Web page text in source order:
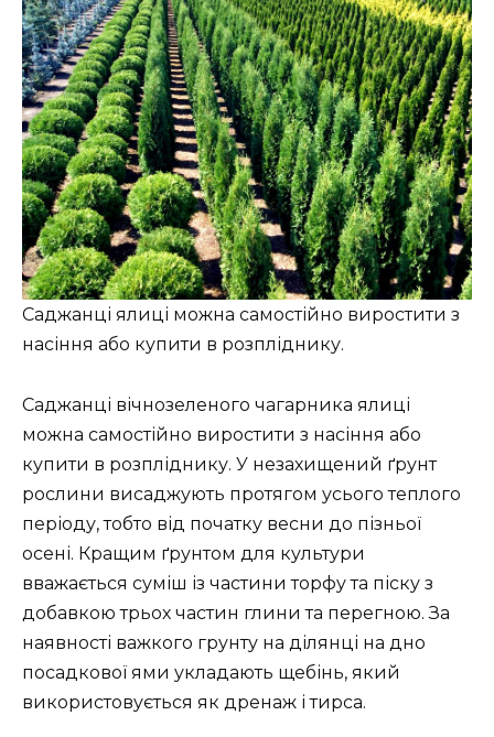
Саджанці ялиці можна самостійно виростити з
насіння або купити в розпліднику.
Саджанці вічнозеленого чагарника ялиці
можна самостійно виростити з насіння або
купити в розпліднику. У незахищений ґрунт
рослини висаджують протягом усього теплого
періоду, тобто від початку весни до пізньої
осені. Кращим ґрунтом для культури
вважається суміш із частини торфу та піску з
добавкою трьох частин глини та перегною. За
наявності важкого грунту на ділянці на дно
посадкової ями укладають щебінь, який
використовується як дренаж і тирса.